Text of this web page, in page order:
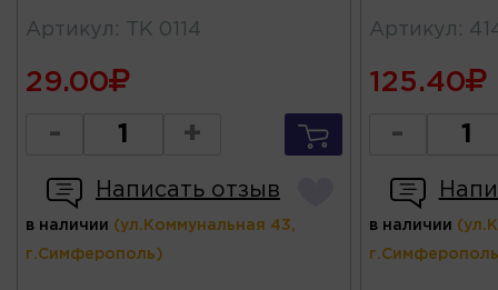
Артикул : ТК 0114
29.00
- +
Написать отзыв
в наличии (ул.Коммунальная 43,
г.Симферополь)
Артикул :
125.40
-
в наличии